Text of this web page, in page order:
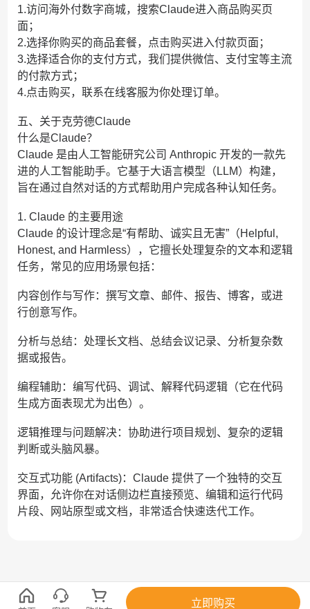
1.访问海外付数字商城，搜索Claude进入商品购买页
面；
2.选择你购买的商品套餐，点击购买进入付款页面；
3.选择适合你的支付方式，我们提供微信、支付宝等主流
的付款方式；
4.点击购买，联系在线客服为你处理订单。
五、关于克劳德Claude
什么是Claude？
Claude 是由人工智能研究公司 Anthropic 开发的一款先
进的人工智能助手。它基于大语言模型（LLM）构建，
旨在通过自然对话的方式帮助用户完成各种认知任务。
1. Claude 的主要用途
Claude 的设计理念是“有帮助、诚实且无害”（Helpful,
Honest, and Harmless），它擅长处理复杂的文本和逻辑
任务，常见的应用场景包括：
内容创作与写作：撰写文章、邮件、报告、博客，或进
行创意写作。
分析与总结：处理长文档、总结会议记录、分析复杂数
据或报告。
编程辅助：编写代码、调试、解释代码逻辑（它在代码
生成方面表现尤为出色）。
逻辑推理与问题解决：协助进行项目规划、复杂的逻辑
判断或头脑风暴。
交互式功能 (Artifacts)：Claude 提供了一个独特的交互
界面，允许你在对话侧边栏直接预览、编辑和运行代码
片段、网站原型或文档，非常适合快速迭代工作。
立即购买